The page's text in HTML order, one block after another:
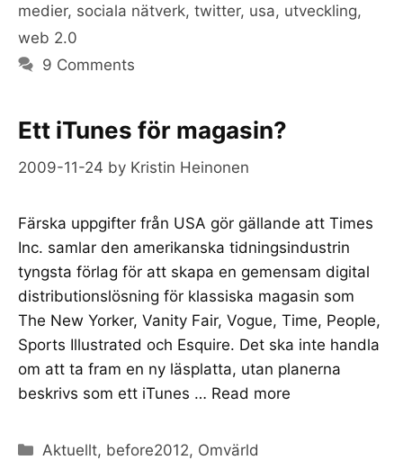
medier, sociala nätverk, twitter, usa, utveckling,
web 2.0
9 Comments
Ett iTunes för magasin?
2009-11-24 by Kristin Heinonen
Färska uppgifter från USA gör gällande att Times
Inc. samlar den amerikanska tidningsindustrin
tyngsta förlag för att skapa en gemensam digital
distributionslösning för klassiska magasin som
The New Yorker, Vanity Fair, Vogue, Time, People,
Sports Illustrated och Esquire. Det ska inte handla
om att ta fram en ny läsplatta, utan planerna
beskrivs som ett iTunes … Read more
Categories
Aktuellt, before2012, Omvärld